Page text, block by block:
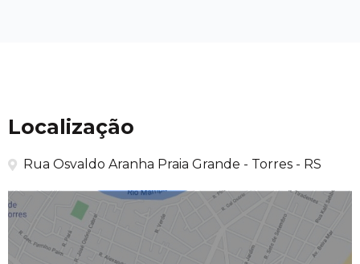
Localização
Rua Osvaldo Aranha Praia Grande - Torres - RS